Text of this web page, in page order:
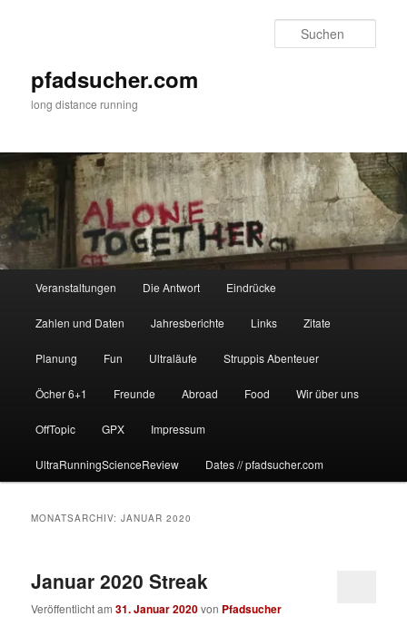
pfadsucher.com
long distance running
Veranstaltungen Die Antwort Eindrücke
Zahlen und Daten Jahresberichte Links Zitate
Planung Fun Ultraläufe Struppis Abenteuer
Öcher 6+1 Freunde Abroad Food Wir über uns
OffTopic GPX Impressum
UltraRunningScienceReview Dates // pfadsucher.com
MONATSARCHIV:JANUAR 2020
Januar 2020 Streak
Veröffentlicht am31. Januar 2020von Pfadsucher